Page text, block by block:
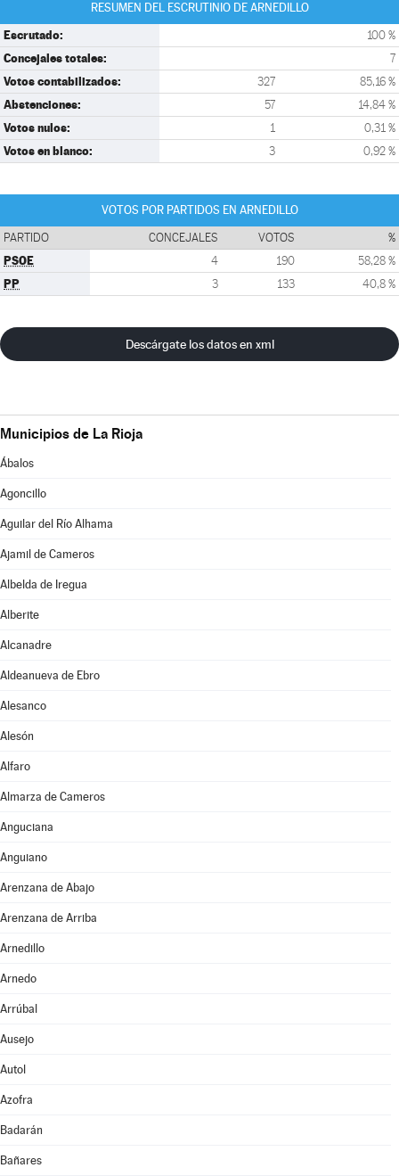
RESUMEN DEL ESCRUTINIO DE ARNEDILLO
Escrutado: 100 %
Concejales totales: 7
Votos contabilizados: 327 85,16 %
Abstenciones: 57 14,84 %
Votos nulos: 1 0,31 %
Votos en blanco: 3 0,92 %
VOTOS POR PARTIDOS EN ARNEDILLO
PARTIDO CONCEJALES VOTOS %
PSOE 4 190 58,28 %
PP 3 133 40,8 %
Descárgate los datos en xml
Municipios de La Rioja
Ábalos
Agoncillo
Aguilar del Río Alhama
Ajamil de Cameros
Albelda de Iregua
Alberite
Alcanadre
Aldeanueva de Ebro
Alesanco
Alesón
Alfaro
Almarza de Cameros
Anguciana
Anguiano
Arenzana de Abajo
Arenzana de Arriba
Arnedillo
Arnedo
Arrúbal
Ausejo
Autol
Azofra
Badarán
Bañares